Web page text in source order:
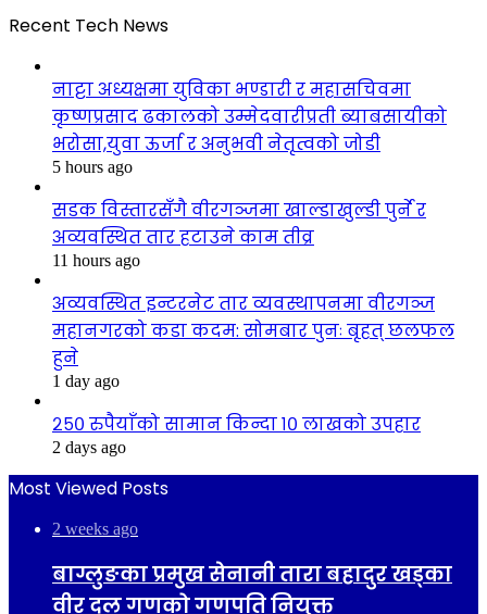
Recent Tech News
नाट्टा अध्यक्षमा युविका भण्डारी र महासचिवमा
कृष्णप्रसाद ढकालको उम्मेदवारीप्रती ब्याबसायीको
भरोसा,युवा ऊर्जा र अनुभवी नेतृत्वको जोडी
5 hours ago
सडक विस्तारसँगै वीरगञ्जमा खाल्डाखुल्डी पुर्ने र
अव्यवस्थित तार हटाउने काम तीव्र
11 hours ago
अव्यवस्थित इन्टरनेट तार व्यवस्थापनमा वीरगञ्ज
महानगरको कडा कदम: सोमबार पुनः बृहत् छलफल
हुने
1 day ago
२५० रुपैयाँको सामान किन्दा १० लाखको उपहार
2 days ago
Most Viewed Posts
2 weeks ago
बाग्लुङका प्रमुख सेनानी तारा बहादुर खड्का
वीर दल गणको गणपति नियुक्त